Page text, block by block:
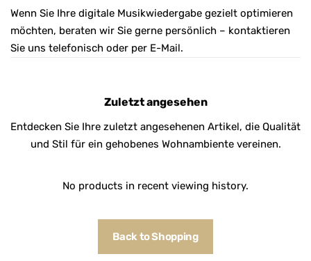
Wenn Sie Ihre digitale Musikwiedergabe gezielt optimieren
möchten, beraten wir Sie gerne persönlich – kontaktieren
Sie uns telefonisch oder per E-Mail.
Zuletzt angesehen
Entdecken Sie Ihre zuletzt angesehenen Artikel, die Qualität
und Stil für ein gehobenes Wohnambiente vereinen.
No products in recent viewing history.
Back to Shopping